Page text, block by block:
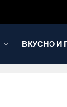
ВКУСНО И